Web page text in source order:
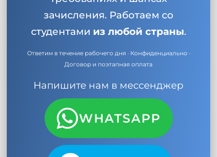
зачисления. Работаем со
студентами из любой страны.
Ответим в течение рабочего дня · Конфиденциально ·
Договор и поэтапная оплата
Напишите нам в мессенджер
WHATSAPP